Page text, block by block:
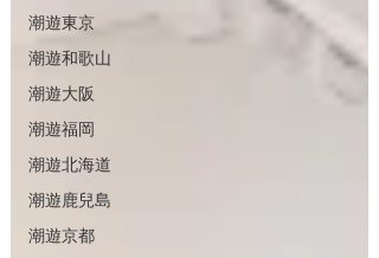
潮遊東京
潮遊和歌山
潮遊大阪
潮遊福岡
潮遊北海道
潮遊鹿兒島
潮遊京都